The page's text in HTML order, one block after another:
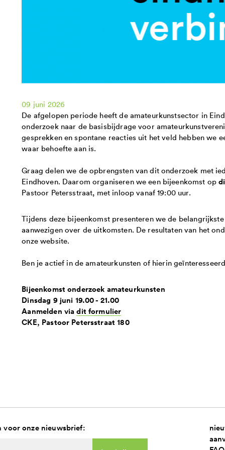
09 juni 2026
De afgelopen periode heeft de amateurkunstsector in
onderzoek naar de basisbijdrage voor
gesprekken en spontane reacties uit het veld hebben we
waar behoefte aan is.
Graag delen we de opbrengsten van dit onderzoek met
Eindhoven. Daarom organiseren we een bijeenkomst op
Pastoor Petersstraat, met inloop vanaf 19:00 uur.
Tijdens deze bijeenkomst presenteren we de
aanwezigen over de uitkomsten. De resultaten van het
onze website.
Ben je actief in de amateurkunsten of hierin
Bijeenkomst onderzoek amateurkunsten
Dinsdag 9 juni 19.00 - 21.00
Aanmelden viadit formulier
CKE, Pastoor Petersstraat 180
voor onze nieuwsbrief: